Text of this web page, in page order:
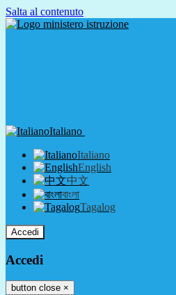
Salta al contenuto
Italiano
Italiano
English
中文
বাংলা
Tagalog
Accedi
Accedi
button close ×